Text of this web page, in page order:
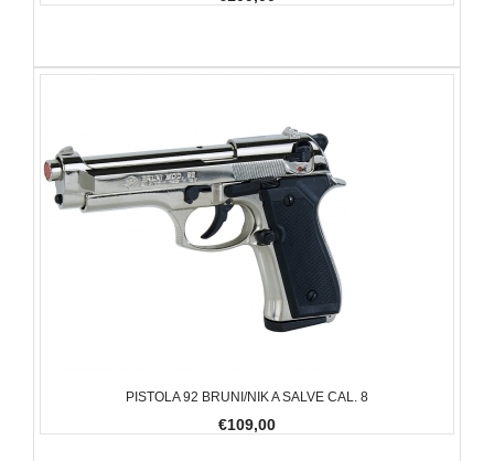
PISTOLA 92 BRUNI/NIK A SALVE CAL. 8
€109,00